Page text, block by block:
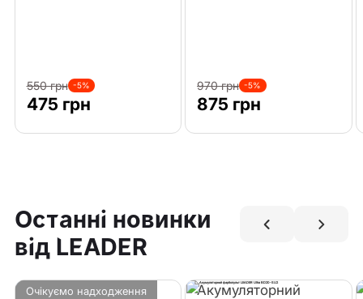
550 грн -5%
475 грн
970 грн -5%
875 грн
Останні новинки
від LEADER
Очікуємо надходження
Акумуляторний
Акумуляторний